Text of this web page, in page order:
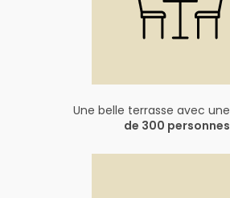
Une belle terrasse avec une
de 300 personnes